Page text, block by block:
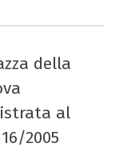
della
al
2005